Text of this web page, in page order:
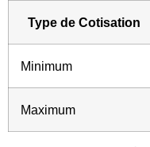
Type de Cotisation
Minimum
Maximum